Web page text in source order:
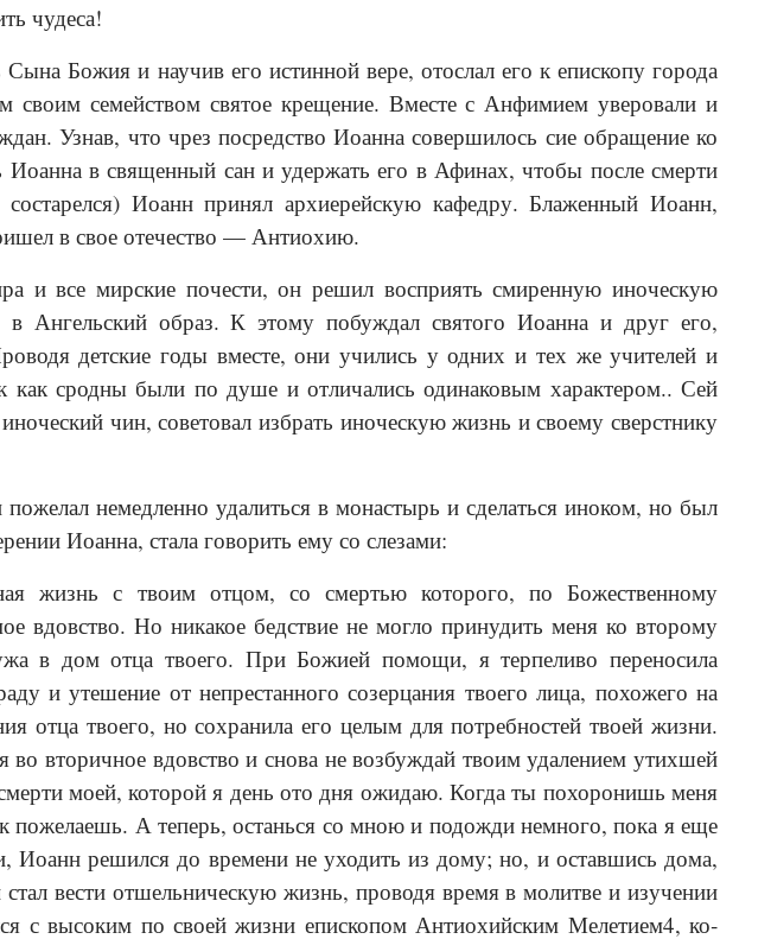
чудеса!
Божия и научив его истинной вере, отослал его к епископу города
семейством свя­тое крещение. Вместе с Анфимием уверовали и
Узнав, что чрез посредство Иоанна совершилось сие обращение ко
Иоанна в священный сан и удержать его в Афинах, чтобы после смерти
Иоанн принял архиерейскую кафедру. Блаженный Иоанн,
в свое отечество — Антиохию.
и все мирские почести, он решил восприять смиренную иноческую
Ангельский образ. К этому побуждал святого Иоанна и друг его,
детские годы вместе, они учились у одних и тех же учителей и
как сродны были по душе и отличались одинаковым характером.. Сей
чин, советовал избрать иноческую жизнь и своему сверстнику
немедленно удалиться в монастырь и сделаться иноком, но был
Иоанна, стала говорить ему со слезами:
жизнь с твоим отцом, со смертью которого, по Божественному
вдовство. Но никакое бедствие не могло принудить меня ко второму
в дом отца твоего. При Божией помощи, я терпеливо переносила
и утешение от непрестанного созерцания твоего лица, похожего на
отца твоего, но сохранила его целым для потребностей твоей жизни.
вторичное вдов­ство и снова не возбуждай твоим удалением утихшей
моей, которой я день ото дня ожидаю. Когда ты похоронишь меня
пожелаешь. А теперь, останься со мною и подожди немного, пока я еще
Иоанн решился до времени не уходить из дому; но, и оставшись дома,
вести отшельническую жизнь, проводя время в молитве и изучении
с высоким по своей жизни епископом Антиохийским Мелетием4, ко­